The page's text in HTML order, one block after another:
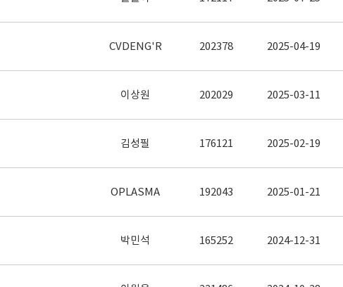
CVDENG'R 202378 2025-04-19
이상원 202029 2025-03-11
김성필 176121 2025-02-19
OPLASMA 192043 2025-01-21
박민석 165252 2024-12-31